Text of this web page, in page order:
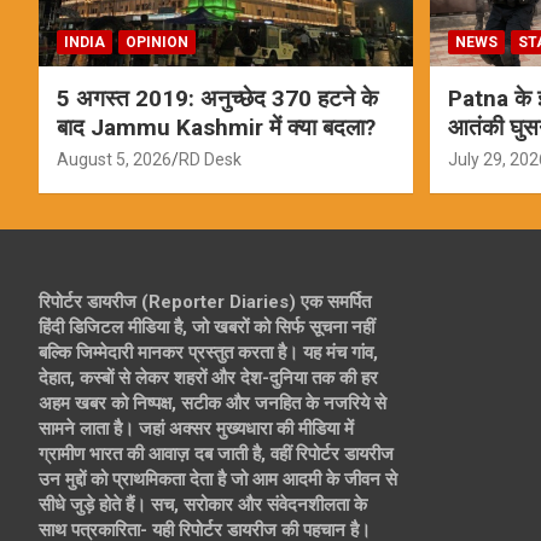
INDIA OPINION
5 अगस्त 2019: अनुच्छेद 370 हटने के
बाद Jammu Kashmir में क्या बदला?
August 5, 2026 RD Desk
NEWS
Patna के
आतंकी
ऑपरेशन;
July 29,
रिपोर्टर डायरीज (Reporter Diaries) एक समर्पित
हिंदी डिजिटल मीडिया है, जो खबरों को सिर्फ सूचना नहीं
बल्कि जिम्मेदारी मानकर प्रस्तुत करता है। यह मंच गांव,
देहात, कस्बों से लेकर शहरों और देश-दुनिया तक की हर
अहम खबर को निष्पक्ष, सटीक और जनहित के नजरिये से
सामने लाता है। जहां अक्सर मुख्यधारा की मीडिया में
ग्रामीण भारत की आवाज़ दब जाती है, वहीं रिपोर्टर डायरीज
उन मुद्दों को प्राथमिकता देता है जो आम आदमी के जीवन से
सीधे जुड़े होते हैं। सच, सरोकार और संवेदनशीलता के
साथ पत्रकारिता- यही रिपोर्टर डायरीज की पहचान है।